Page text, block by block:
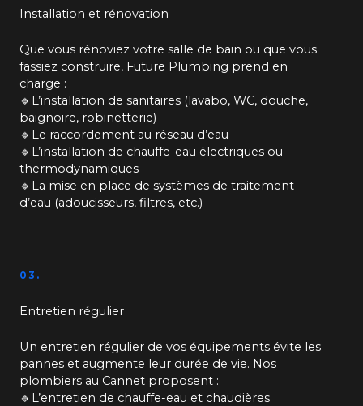
Installation et rénovation
Que vous rénoviez votre salle de bain ou que vous
fassiez construire, Future Plumbing prend en
charge :
🔹L’installation de sanitaires (lavabo, WC, douche,
baignoire, robinetterie)
🔹Le raccordement au réseau d’eau
🔹L’installation de chauffe-eau électriques ou
thermodynamiques
🔹La mise en place de systèmes de traitement
d’eau (adoucisseurs, filtres, etc.)
03.
Entretien régulier
Un entretien régulier de vos équipements évite les
pannes et augmente leur durée de vie. Nos
plombiers au Cannet proposent :
🔹L’entretien de chauffe-eau et chaudières